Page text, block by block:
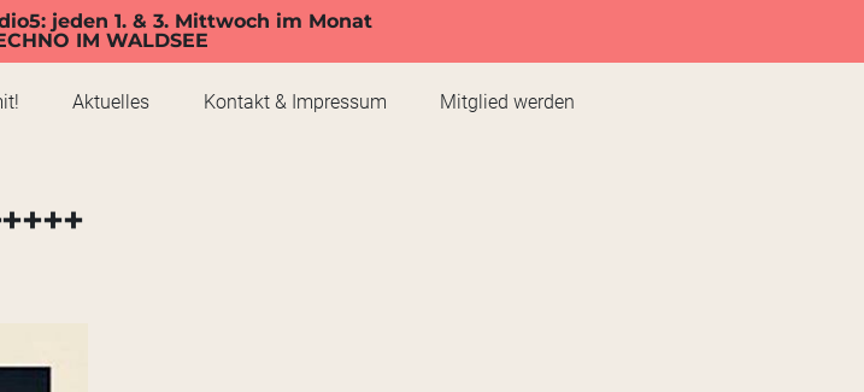
jeden 1. & 3. Mittwoch im Monat
IM WALDSEE
Aktuelles Kontakt & Impressum Mitglied werden